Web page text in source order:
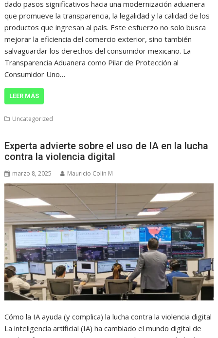
dado pasos significativos hacia una modernización aduanera
que promueve la transparencia, la legalidad y la calidad de los
productos que ingresan al país. Este esfuerzo no solo busca
mejorar la eficiencia del comercio exterior, sino también
salvaguardar los derechos del consumidor mexicano. La
Transparencia Aduanera como Pilar de Protección al
Consumidor Uno…
LEER MÁS
Uncategorized
Experta advierte sobre el uso de IA en la lucha
contra la violencia digital
marzo 8, 2025 Mauricio Colin M
Cómo la IA ayuda (y complica) la lucha contra la violencia digital
La inteligencia artificial (IA) ha cambiado el mundo digital de